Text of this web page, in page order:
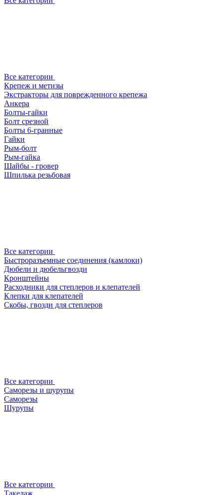
Все категории
Крепеж и метизы
Экстракторы для поврежденного крепежа
Анкера
Болты-гайки
Болт срезной
Болты 6-гранные
Гайки
Рым-болт
Рым-гайка
Шайбы - гровер
Шпилька резьбовая
Все категории
Быстроразъемные соединения (камлоки)
Дюбели и дюбельгвозди
Кронштейны
Расходники для степлеров и клепателей
Клепки для клепателей
Скобы, гвозди для степлеров
Все категории
Саморезы и шурупы
Саморезы
Шурупы
Все категории
Такелаж